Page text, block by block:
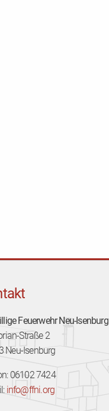
Feuerwehr Neu-Isenburg
Straße 2
Neu-Isenburg
06102 7424
info@ffni.org